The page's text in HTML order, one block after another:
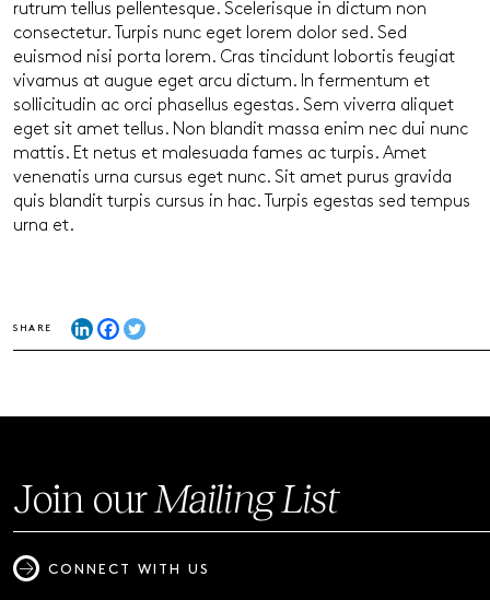
rutrum tellus pellentesque. Scelerisque in dictum non
consectetur. Turpis nunc eget lorem dolor sed. Sed
euismod nisi porta lorem. Cras tincidunt lobortis feugiat
vivamus at augue eget arcu dictum. In fermentum et
sollicitudin ac orci phasellus egestas. Sem viverra aliquet
eget sit amet tellus. Non blandit massa enim nec dui nunc
mattis. Et netus et malesuada fames ac turpis. Amet
venenatis urna cursus eget nunc. Sit amet purus gravida
quis blandit turpis cursus in hac. Turpis egestas sed tempus
urna et.
SHARE
Join ourMailing List
CONNECT WITH US